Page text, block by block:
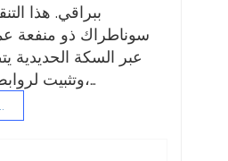
ببراقي. هذا
سوناطراك ذو منفعة
عبر السكة الحديدية
وتثبيت لروابط السكة الحديدية،…